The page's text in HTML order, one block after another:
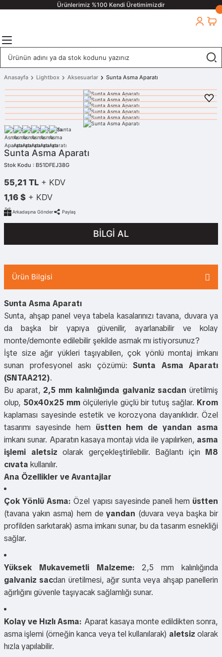
Ürünlerimiz %100 Kendi Üretimimizdir
Anasayfa Lightbox Aksesuarlar Sunta Asma Aparatı
Sunta Asma Aparatı
Stok Kodu : B51DFEJ38G
55,21 TL + KDV
1,16 $ + KDV
Arkadaşına Gönder Paylaş
BİLGİ AL
Ürün Bilgisi
Sunta Asma Aparatı
Sunta, ahşap panel veya tabela kasalarınızı tavana, duvara ya
da başka bir yapıya güvenilir, ayarlanabilir ve kolay
monte/demonte edilebilir şekilde asmak mı istiyorsunuz?
İşte size ağır yükleri taşıyabilen, çok yönlü montaj imkanı
sunan profesyonel askı çözümü: Sunta Asma Aparatı
(SNTAA212).
Bu aparat,2,5 mm kalınlığında galvaniz sacdan üretilmiş
olup, 50x40x25 mmölçüleriyle güçlü bir tutuş sağlar. Krom
kaplaması sayesinde estetik ve korozyona dayanıklıdır. Özel
tasarımı sayesinde hem üstten hem de yandan asma
imkanı sunar. Aparatın kasaya montajı vida ile yapılırken, asma
işlemi aletsiz olarak gerçekleştirilebilir. Bağlantı için M8
cıvata kullanılır.
Ana Özellikler ve Avantajlar
Çok Yönlü Asma: Özel yapısı sayesinde paneli hem üstten
(tavana yakın asma) hem deyandan (duvara veya başka bir
profilden sarkıtarak) asma imkanı sunar, bu da tasarım esnekliği
sağlar.
Yüksek Mukavemetli Malzeme: 2,5 mm kalınlığında
galvaniz sacdan üretilmesi, ağır sunta veya ahşap panellerin
ağırlığını güvenle taşıyacak sağlamlığı sunar.
Kolay ve Hızlı Asma: Aparat kasaya monte edildikten sonra,
asma işlemi (örneğin kanca veya tel kullanılarak) aletsiz olarak
hızla yapılabilir.